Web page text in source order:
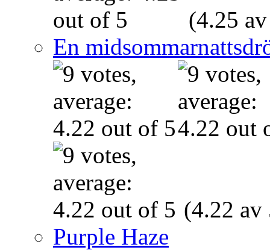
(4.25
En
(4.22 av
Purple Haze